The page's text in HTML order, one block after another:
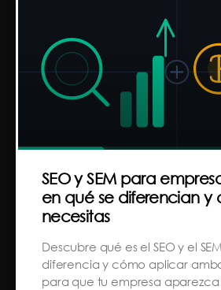
SEO y SEM para
en qué se diferencian y
necesitas
Descubre qué es el SEO y el
diferencia y cómo aplicar
para que tu empresa